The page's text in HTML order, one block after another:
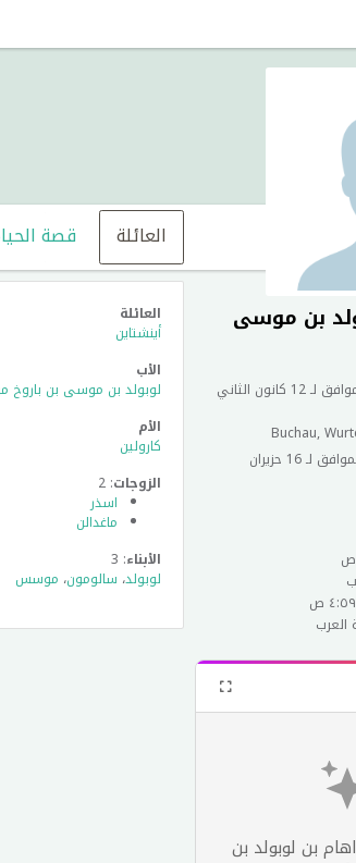
بن موسى
10 صفر 1130هـ، الموافق لـ 12 كانون الثاني
1 رمضان 1201هـ، الموافق لـ 16 حزيران
العرب
بن لوبولد بن
العائلة قصة
العائلة
أينشتاين
الأب
لوبولد بن موسى بن
الأم
كارولين
الزوجات: 2
اسذر
ماغدالن
الأبناء: 3
لوبولد، سالومون، موسس